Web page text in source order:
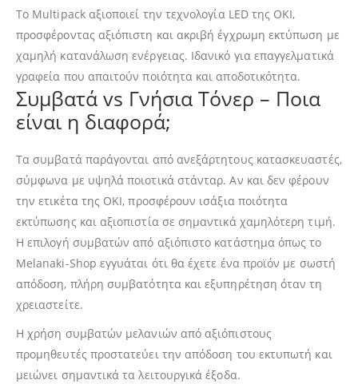
Το Multipack αξιοποιεί την τεχνολογία LED της OKI,
προσφέροντας αξιόπιστη και ακριβή έγχρωμη εκτύπωση με
χαμηλή κατανάλωση ενέργειας. Ιδανικό για επαγγελματικά
γραφεία που απαιτούν ποιότητα και αποδοτικότητα.
Συμβατά vs Γνήσια Τόνερ – Ποια
είναι η διαφορά;
Τα συμβατά παράγονται από ανεξάρτητους κατασκευαστές,
σύμφωνα με υψηλά ποιοτικά στάνταρ. Αν και δεν φέρουν
την ετικέτα της OKI, προσφέρουν ισάξια ποιότητα
εκτύπωσης και αξιοπιστία σε σημαντικά χαμηλότερη τιμή.
Η επιλογή συμβατών από αξιόπιστο κατάστημα όπως το
Melanaki-Shop εγγυάται ότι θα έχετε ένα προϊόν με σωστή
απόδοση, πλήρη συμβατότητα και εξυπηρέτηση όταν τη
χρειαστείτε.
Η χρήση συμβατών μελανιών από αξιόπιστους
προμηθευτές προστατεύει την απόδοση του εκτυπωτή και
μειώνει σημαντικά τα λειτουργικά έξοδα.